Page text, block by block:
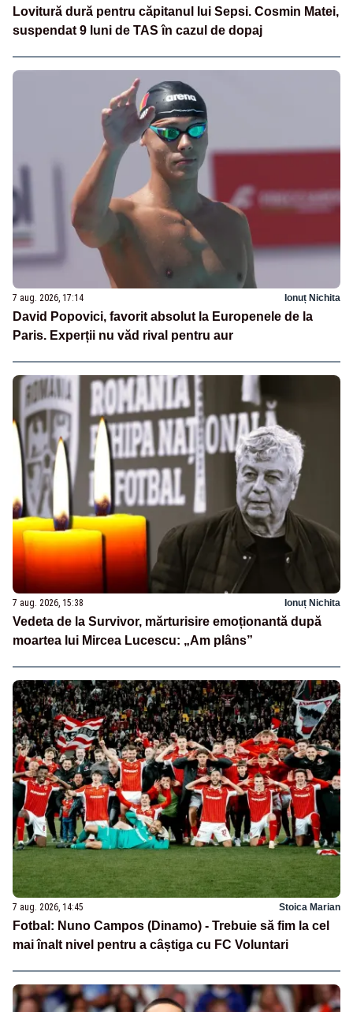
Lovitură dură pentru căpitanul lui Sepsi. Cosmin Matei,
suspendat 9 luni de TAS în cazul de dopaj
7 aug. 2026, 17:14 Ionuț Nichita
David Popovici, favorit absolut la Europenele de la
Paris. Experții nu văd rival pentru aur
7 aug. 2026, 15:38 Ionuț Nichita
Vedeta de la Survivor, mărturisire emoționantă după
moartea lui Mircea Lucescu: „Am plâns”
7 aug. 2026, 14:45 Stoica Marian
Fotbal: Nuno Campos (Dinamo) - Trebuie să fim la cel
mai înalt nivel pentru a câștiga cu FC Voluntari